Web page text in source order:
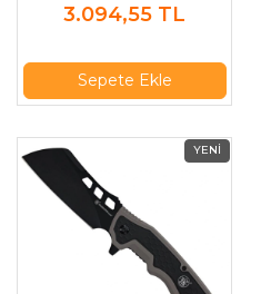
3.094,55 TL
Sepete Ekle